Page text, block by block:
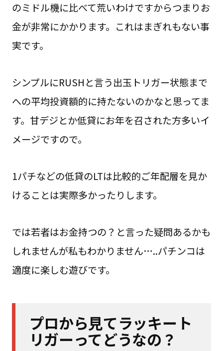
のミドル機に比べて荒いわけですからつまりお
金が非常にかかります。これはまぎれもない事
実です。
シンプルにRUSHと言う出玉トリガー状態まで
への平均投資額的に持たないのかなと思ってま
す。甘デジとか低貸にお年を召された方多いイ
メージですので。
1パチなどの低貸のLTは比較的ご年配層を見か
けることは実際多かったりします。
では若者はお金持つの？と言った疑問あるかも
しれませんが私もわかりません…..パチンコは
適度に楽しむ遊びです。
プロから見てラッキート
リガーってどうなの？